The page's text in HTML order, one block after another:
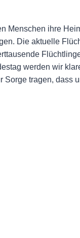
Menschen ihre
Die aktuelle
werden wir
tragen, dass